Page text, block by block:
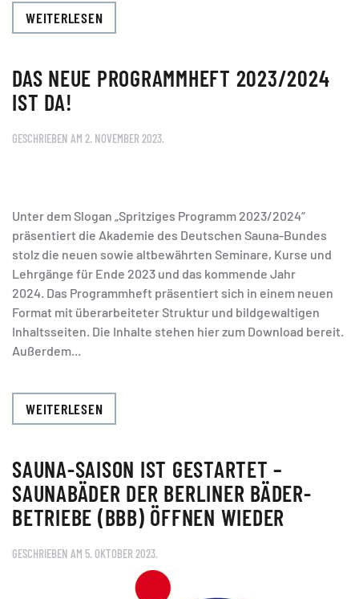
WEITERLESEN
DAS NEUE PROGRAMMHEFT 2023/2024
IST DA!
GESCHRIEBEN AM 2. NOVEMBER 2023.
Unter dem Slogan „Spritziges Programm 2023/2024“
präsentiert die Akademie des Deutschen Sauna-Bundes
stolz die neuen sowie altbewährten Seminare, Kurse und
Lehrgänge für Ende 2023 und das kommende Jahr
2024. Das Programmheft präsentiert sich in einem neuen
Format mit überarbeiteter Struktur und bildgewaltigen
Inhaltsseiten. Die Inhalte stehen hier zum Download bereit.
Außerdem...
WEITERLESEN
SAUNA-SAISON IST GESTARTET –
SAUNABÄDER DER BERLINER BÄDER-
BETRIEBE (BBB) ÖFFNEN WIEDER
GESCHRIEBEN AM 5. OKTOBER 2023.